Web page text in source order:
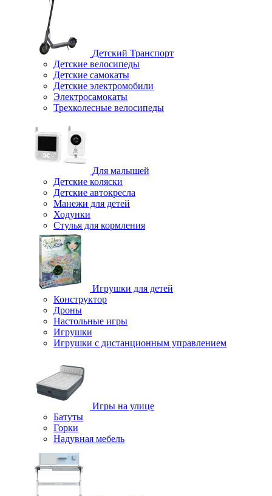
Детский Транспорт
Детские велосипеды
Детские самокаты
Детские электромобили
Электросамокаты
Трехколесные велосипеды
Для малышей
Детские коляски
Детские автокресла
Манежи для детей
Ходунки
Стулья для кормления
Игрушки для детей
Конструктор
Дроны
Настольные игры
Игрушки
Игрушки c дистанционным управлением
Игры на улице
Батуты
Горки
Надувная мебель